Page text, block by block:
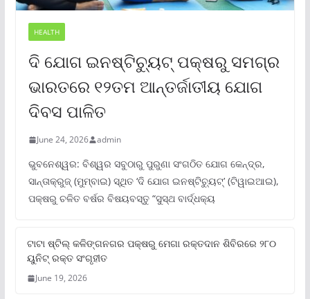
HEALTH
ଦି ଯୋଗ ଇନଷ୍ଟିଚ୍ୟୁଟ୍ ପକ୍ଷରୁ ସମଗ୍ର
ଭାରତରେ ୧୨ତମ ଆନ୍ତର୍ଜାତୀୟ ଯୋଗ
ଦିବସ ପାଳିତ
June 24, 2026 admin
ଭୁବନେଶ୍ୱର: ବିଶ୍ୱର ସବୁଠାରୁ ପୁରୁଣା ସଂଗଠିତ ଯୋଗ କେନ୍ଦ୍ର,
ସାନ୍ତାକ୍ରୁଜ୍ (ମୁମ୍ବାଇ) ସ୍ଥିତ ‘ଦି ଯୋଗ ଇନଷ୍ଟିଚ୍ୟୁଟ୍‌’ (ଟିୱାଇଆଇ),
ପକ୍ଷରୁ ଚଳିତ ବର୍ଷର ବିଷୟବସ୍ତୁ “ସୁସ୍ଥ ବାର୍ଦ୍ଧକ୍ୟ
ଟାଟା ଷ୍ଟିଲ୍‌ କଳିଙ୍ଗନଗର ପକ୍ଷରୁ ମେଗା ରକ୍ତଦାନ ଶିବିରରେ ୨୮୦
ୟୁନିଟ୍‌ ରକ୍ତ ସଂଗୃହୀତ
June 19, 2026